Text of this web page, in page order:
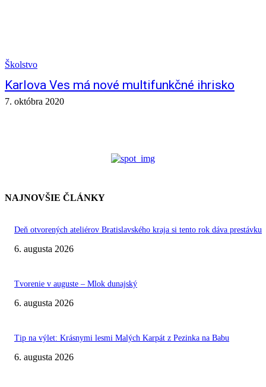
Školstvo
Karlova Ves má nové multifunkčné ihrisko
7. októbra 2020
NAJNOVŠIE ČLÁNKY
Deň otvorených ateliérov Bratislavského kraja si tento rok dáva prestávku
6. augusta 2026
Tvorenie v auguste – Mlok dunajský
6. augusta 2026
Tip na výlet: Krásnymi lesmi Malých Karpát z Pezinka na Babu
6. augusta 2026